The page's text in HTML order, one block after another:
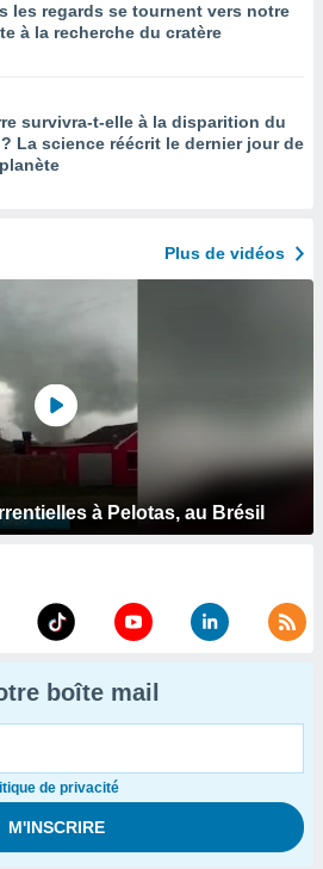
les regards se tournent vers notre
à la recherche du cratère
survivra-t-elle à la disparition du
La science réécrit le dernier jour de
Plus de vidéos
à Pelotas, au Brésil
boîte mail
de privacité